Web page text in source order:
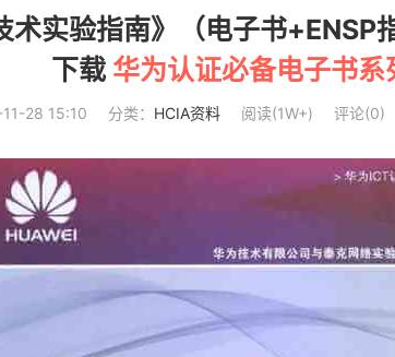
术实验指南》（电子书+ENSP
下载 华为认证必备电子书系
28 15:10 分类： HCIA资料 阅读(1W+) 评论(0)